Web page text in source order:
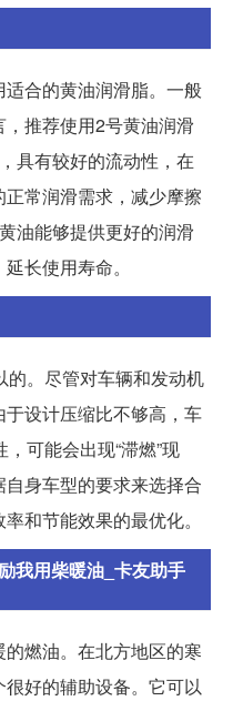
合的黄油润滑脂。一般
推荐使用2号黄油润滑
具有较好的流动性，在
常润滑需求，减少摩擦
油能够提供更好的润滑
长使用寿命。
。尽管对车辆和发动机
设计压缩比不够高，车
可能会出现“滞燃”现
身车型的要求来选择合
和节能效果的最优化。
我用柴暖油_卡友助手
燃油。在北方地区的寒
好的辅助设备。它可以